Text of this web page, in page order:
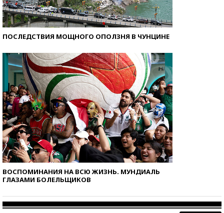
ПОСЛЕДСТВИЯ МОЩНОГО ОПОЛЗНЯ В ЧУНЦИНЕ
ВОСПОМИНАНИЯ НА ВСЮ ЖИЗНЬ. МУНДИАЛЬ
ГЛАЗАМИ БОЛЕЛЬЩИКОВ